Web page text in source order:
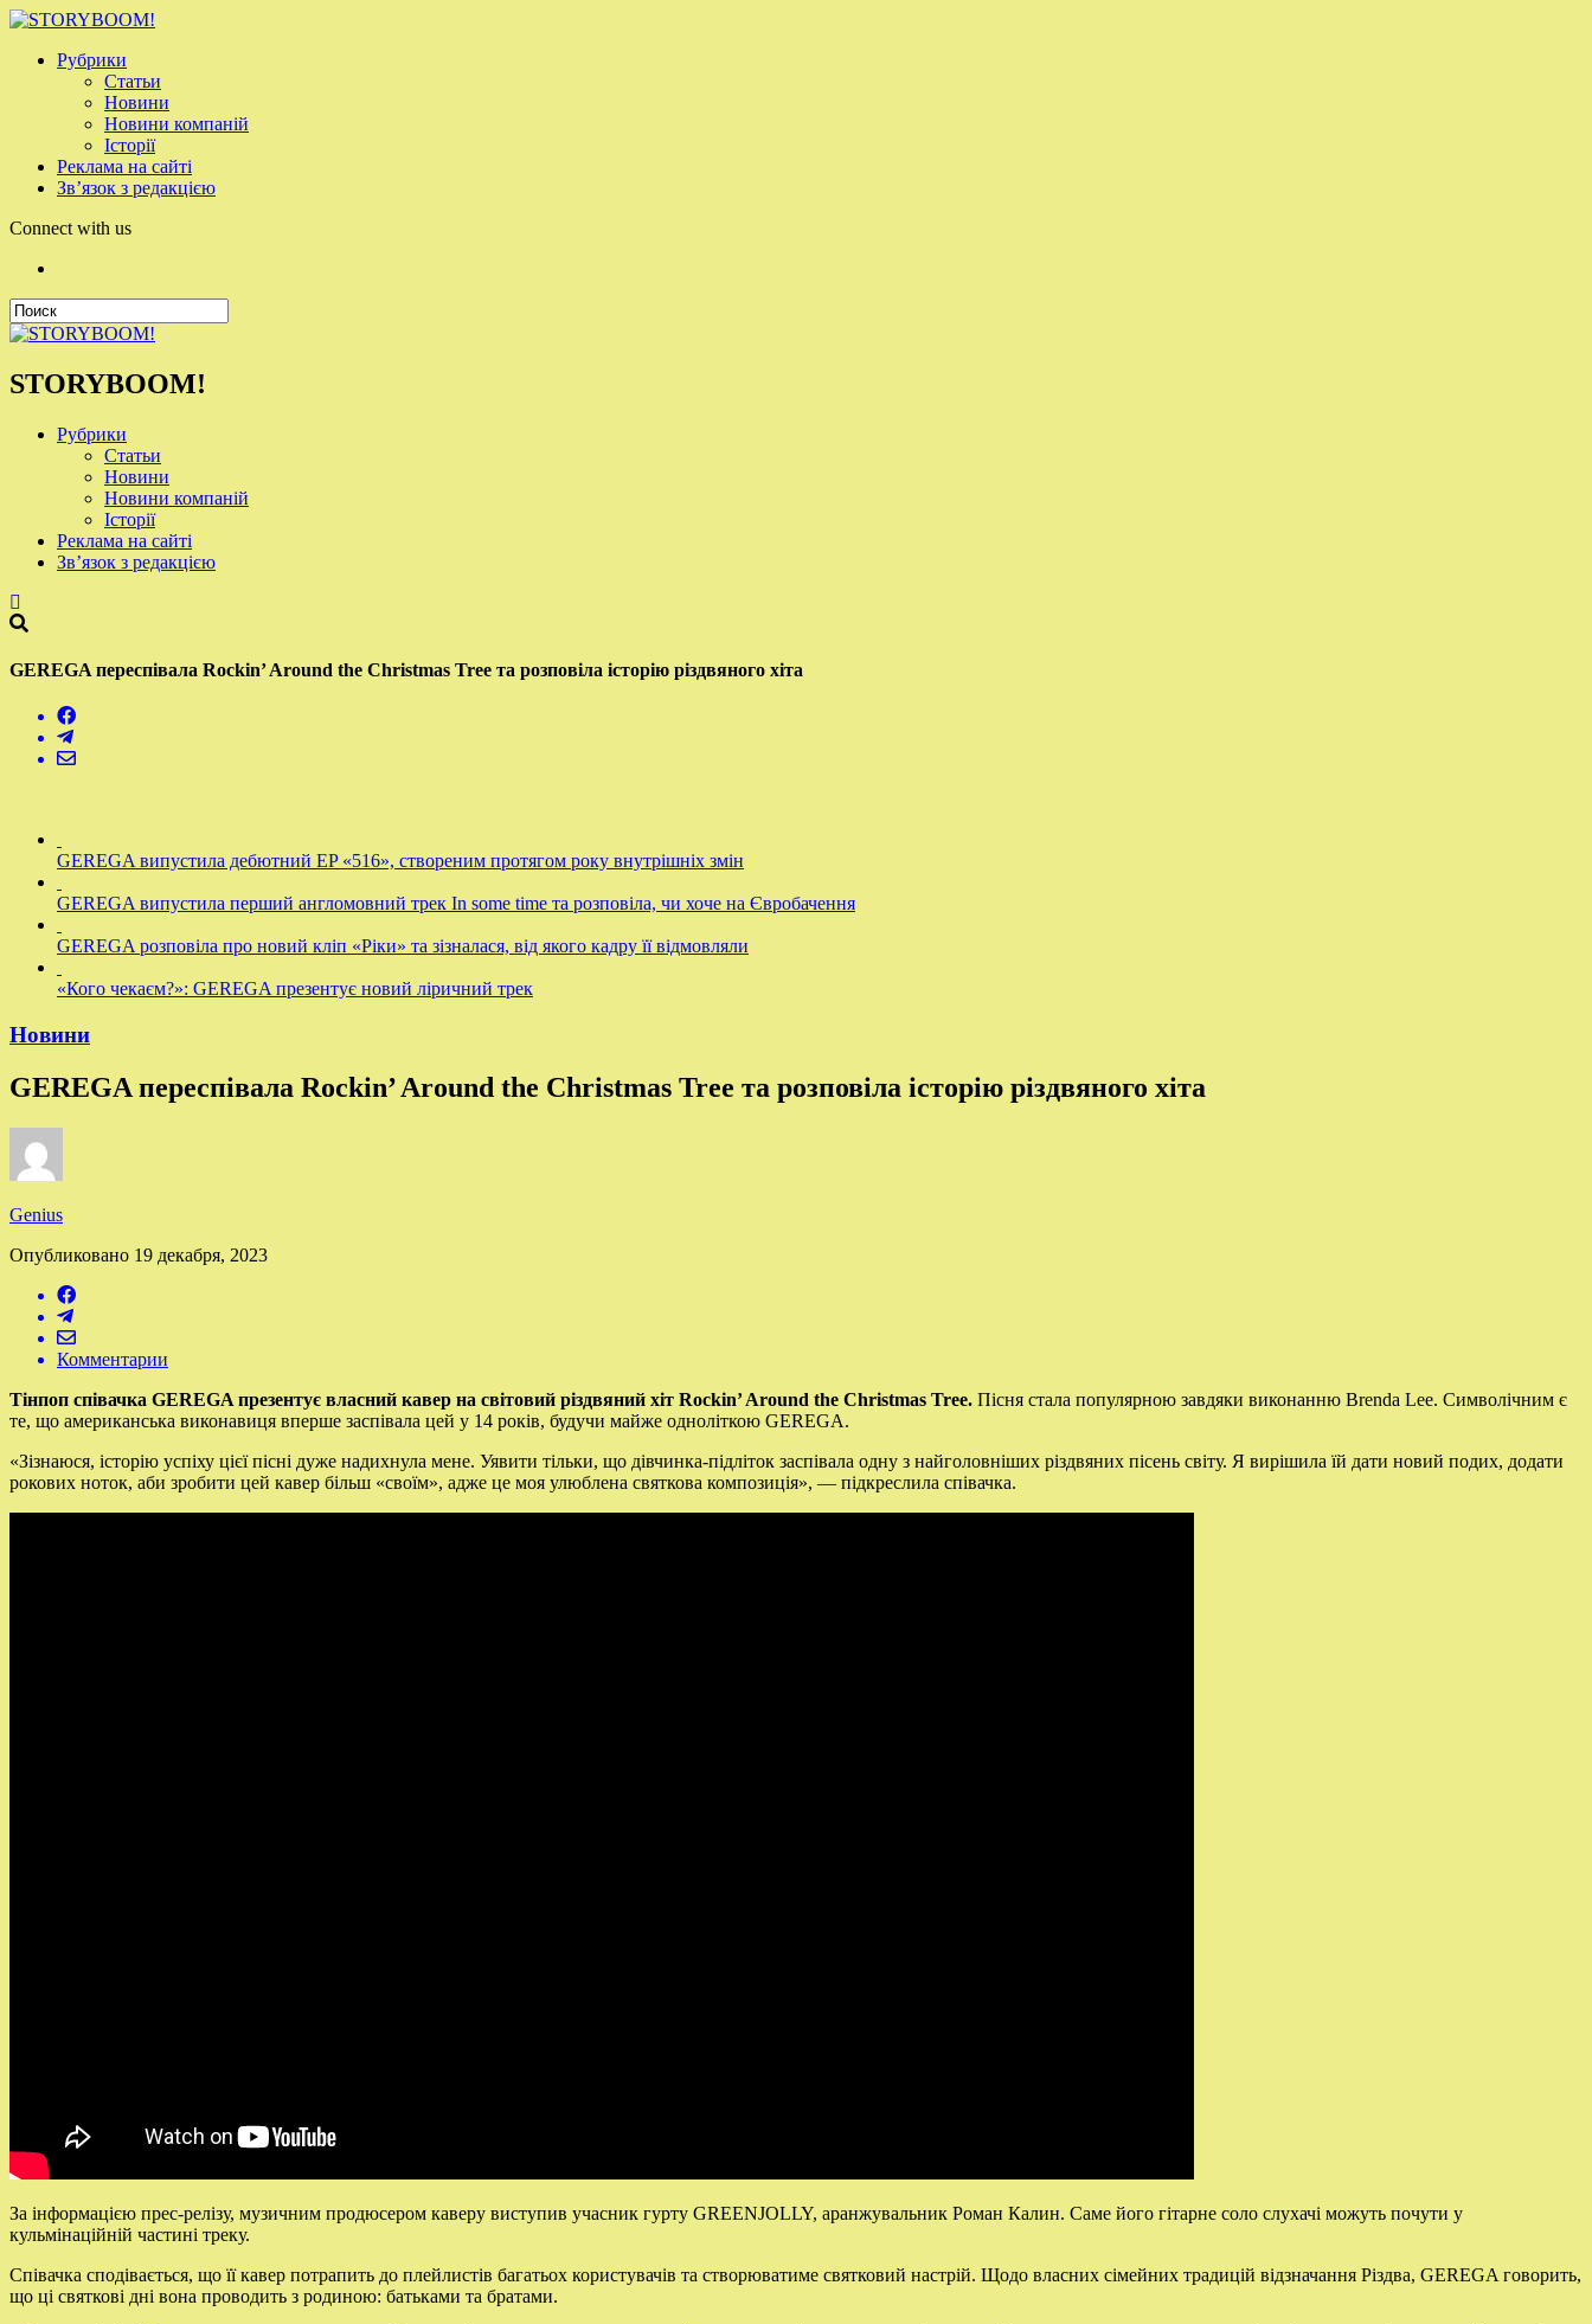
Рубрики
Статьи
Новини
Новини компаній
Історії
Реклама на сайті
Зв’язок з редакцією
Connect with us
STORYBOOM!
Рубрики
Статьи
Новини
Новини компаній
Історії
Реклама на сайті
Зв’язок з редакцією
GEREGA переспівала Rockin’ Around the Christmas Tree та розповіла історію різдвяного хіта
GEREGA випустила дебютний EP «516», створеним протягом року внутрішніх змін
GEREGA випустила перший англомовний трек In some time та розповіла, чи хоче на Євробачення
GEREGA розповіла про новий кліп «Ріки» та зізналася, від якого кадру її відмовляли
«Кого чекаєм?»: GEREGA презентує новий ліричний трек
Новини
GEREGA переспівала Rockin’ Around the Christmas Tree та розповіла історію різдвяного хіта
Genius
Опубликовано 19 декабря, 2023
Комментарии
Тінпоп співачка GEREGA презентує власний кавер на світовий різдвяний хіт Rockin’ Around the Christmas Tree. Пісня стала популярною завдяки виконанню Brenda Lee. Символічним є
те, що американська виконавиця вперше заспівала цей у 14 років, будучи майже одноліткою GEREGA.
«Зізнаюся, історію успіху цієї пісні дуже надихнула мене. Уявити тільки, що дівчинка-підліток заспівала одну з найголовніших різдвяних пісень світу. Я вирішила їй дати новий подих, додати
рокових ноток, аби зробити цей кавер більш «своїм», адже це моя улюблена святкова композиція», — підкреслила співачка.
За інформацією прес-релізу, музичним продюсером каверу виступив учасник гурту GREENJOLLY, аранжувальник Роман Калин. Саме його гітарне соло слухачі можуть почути у
кульмінаційній частині треку.
Співачка сподівається, що її кавер потрапить до плейлистів багатьох користувачів та створюватиме святковий настрій. Щодо власних сімейних традицій відзначання Різдва, GEREGA говорить,
що ці святкові дні вона проводить з родиною: батьками та братами.